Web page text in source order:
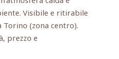
Visibile e ritirabile
Torino (zona centro).
prezzo e